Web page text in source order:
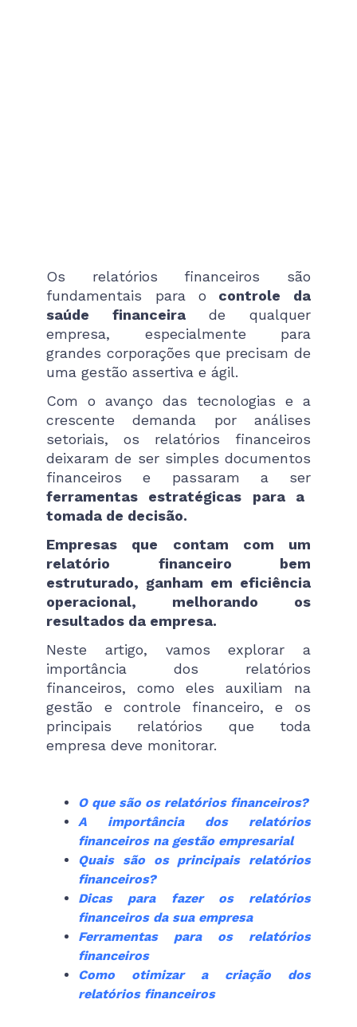
Os relatórios financeiros são
fundamentais para o controle da
saúde financeira de qualquer
empresa, especialmente para
grandes corporações que precisam de
uma gestão assertiva e ágil.
Com o avanço das tecnologias e a
crescente demanda por análises
setoriais, os relatórios financeiros
deixaram de ser simples documentos
financeiros e passaram a ser
ferramentas estratégicas para a
tomada de decisão.
Empresas que contam com um
relatório financeiro bem
estruturado, ganham em eficiência
operacional, melhorando os
resultados da empresa.
Neste artigo, vamos explorar a
importância dos relatórios
financeiros, como eles auxiliam na
gestão e controle financeiro, e os
principais relatórios que toda
empresa deve monitorar.
O que são os relatórios financeiros?
A importância dos relatórios
financeiros na gestão empresarial
Quais são os principais relatórios
financeiros?
Dicas para fazer os relatórios
financeiros da sua empresa
Ferramentas para os relatórios
financeiros
Como otimizar a criação dos
relatórios financeiros